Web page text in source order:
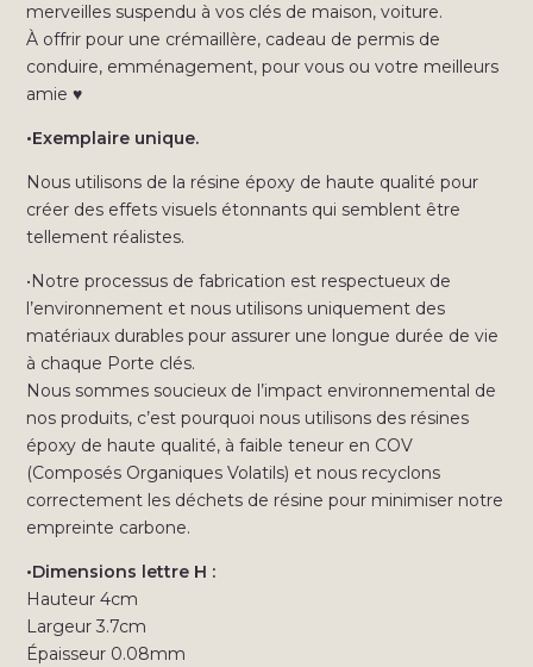
merveilles suspendu à vos clés de maison, voiture.
À offrir pour une crémaillère, cadeau de permis de
conduire, emménagement, pour vous ou votre meilleurs
amie ♥
•Exemplaire unique.
Nous utilisons de la résine époxy de haute qualité pour
créer des effets visuels étonnants qui semblent être
tellement réalistes.
•Notre processus de fabrication est respectueux de
l’environnement et nous utilisons uniquement des
matériaux durables pour assurer une longue durée de vie
à chaque Porte clés.
Nous sommes soucieux de l’impact environnemental de
nos produits, c’est pourquoi nous utilisons des résines
époxy de haute qualité, à faible teneur en COV
(Composés Organiques Volatils) et nous recyclons
correctement les déchets de résine pour minimiser notre
empreinte carbone.
•Dimensions lettre H :
Hauteur 4cm
Largeur 3.7cm
Épaisseur 0.08mm